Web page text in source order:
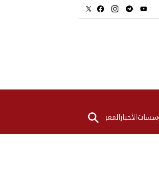
الأخبارالمعرض⚲